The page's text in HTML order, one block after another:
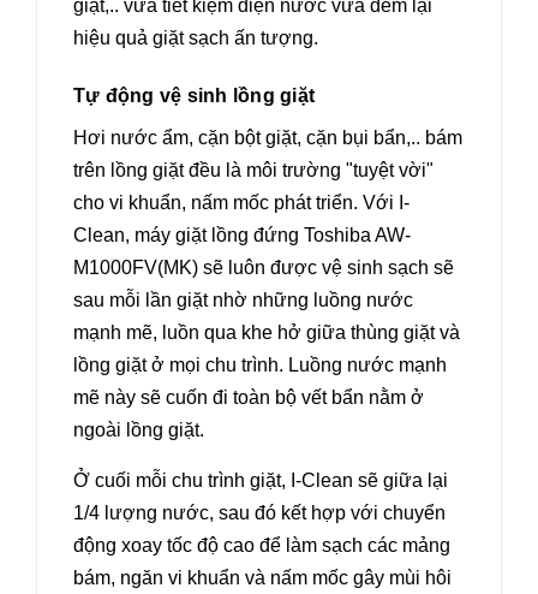
giặt,.. vừa tiết kiệm điện nước vừa đem lại
hiệu quả giặt sạch ấn tượng.
Tự động vệ sinh lồng giặt
Hơi nước ẩm, cặn bột giặt, cặn bụi bẩn,.. bám
trên lồng giặt đều là môi trường "tuyệt vời"
cho vi khuẩn, nấm mốc phát triển. Với I-
Clean, máy giặt lồng đứng Toshiba AW-
M1000FV(MK) sẽ luôn được vệ sinh sạch sẽ
sau mỗi lần giặt nhờ những luồng nước
mạnh mẽ, luồn qua khe hở giữa thùng giặt và
lồng giặt ở mọi chu trình. Luồng nước mạnh
mẽ này sẽ cuốn đi toàn bộ vết bẩn nằm ở
ngoài lồng giặt.
Ở cuối mỗi chu trình giặt, I-Clean sẽ giữa lại
1/4 lượng nước, sau đó kết hợp với chuyển
động xoay tốc độ cao để làm sạch các mảng
bám, ngăn vi khuẩn và nấm mốc gây mùi hôi